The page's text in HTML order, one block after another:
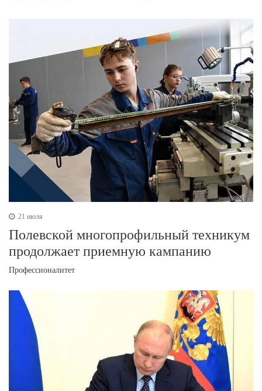
21 июля
Полевской многопрофильный техникум
продолжает приемную кампанию
Профессионалитет